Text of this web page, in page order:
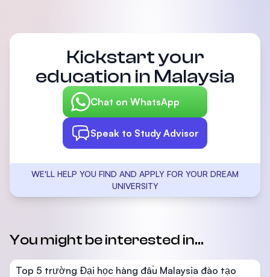
Kickstart your
education in Malaysia
Chat on WhatsApp
Speak to Study Advisor
WE'LL HELP YOU FIND AND APPLY FOR YOUR DREAM
UNIVERSITY
You might be interested in...
Top 5 trường Đại học hàng đầu Malaysia đào tạo